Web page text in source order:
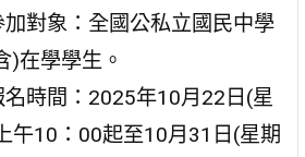
加對象：全國公私立國民中學
)在學學生。
名時間：2025年10月22日(星
午10：00起至10月31日(星期